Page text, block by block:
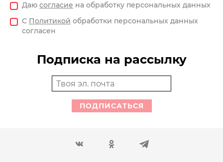
Даю согласие на обработку персональных данных
С Политикой обработки персональных данных
согласен
Подписка на рассылку
ПОДПИСАТЬСЯ